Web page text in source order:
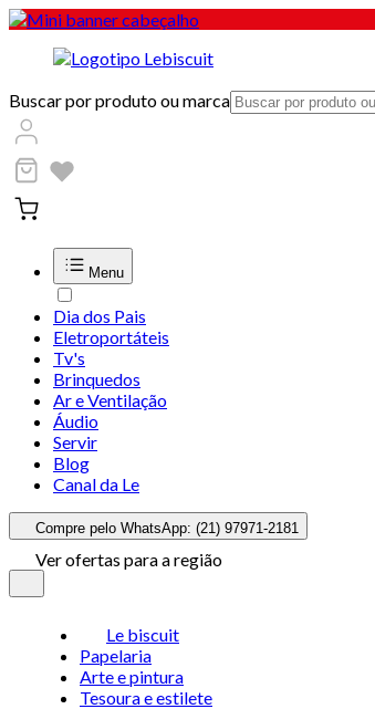
Buscar por produto ou marca
Menu
Dia dos Pais
Eletroportáteis
Tv's
Brinquedos
Ar e Ventilação
Áudio
Servir
Blog
Canal da Le
Compre pelo WhatsApp: (21) 97971-2181
Ver ofertas para a região
Le biscuit
Papelaria
Arte e pintura
Tesoura e estilete